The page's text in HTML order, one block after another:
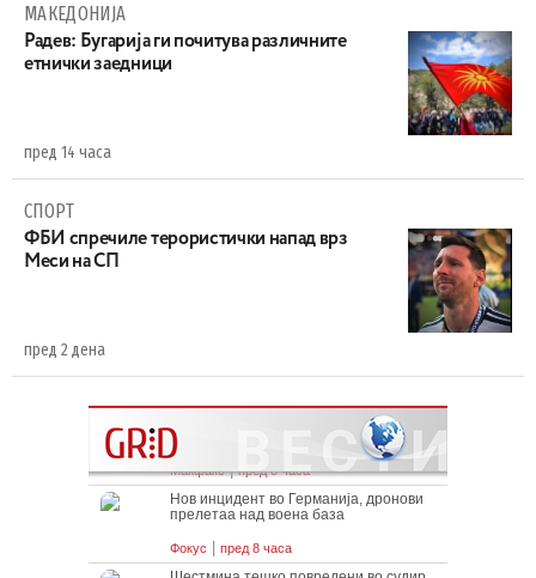
МАКЕДОНИЈА
Радев: Бугарија ги почитува различните
етнички заедници
пред 14 часа
СПОРТ
ФБИ спречиле терористички напад врз
Меси на СП
пред 2 дена